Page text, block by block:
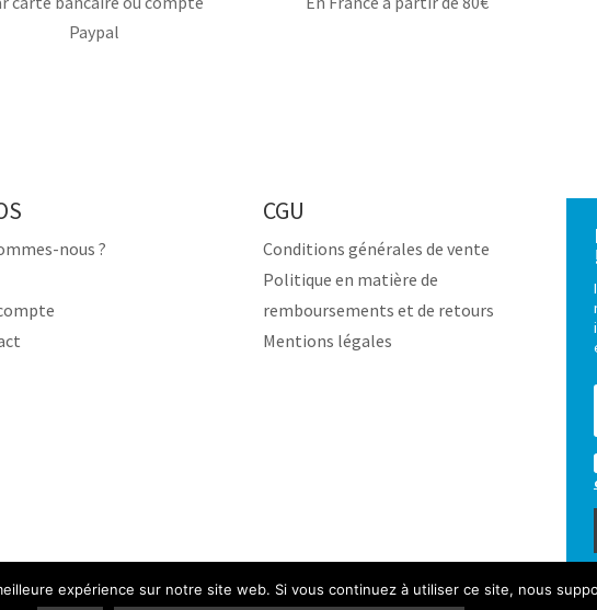
Paypal
nous ?
CGU
Conditions générales de vente
Politique en matière de
remboursements et de retours
Mentions légales
expérience sur notre site web. Si vous continuez à utiliser ce site, nous